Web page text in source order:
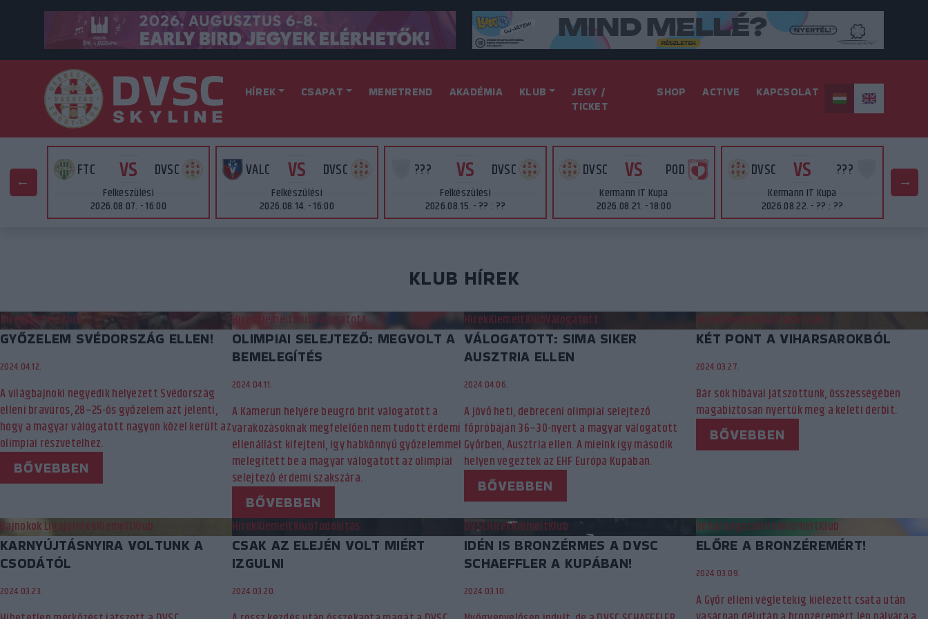
HÍREK CSAPAT MENETREND AKADÉMIA KLUB
JEGY /
TICKET
SHOP ACTIVE KAPCSOLAT
FTC VS DVSC
Felkészülési
2026.08.07. - 16:00
VALC VS DVSC
Felkészülési
2026.08.14. - 16:00
??? VS DVSC
Felkészülési
2026.08.15. - ?? : ??
DVSC VS POD
Kermann IT Kupa
2026.08.21. - 18:00
DVSC VS ???
Kermann IT Kupa
2026.08.22. - ?? : ??
KLUB HÍREK
HírekKiemeltKlub
GYŐZELEM SVÉDORSZÁG ELLEN!
2024.04.12.
A világbajnoki negyedik helyezett Svédország
elleni bravúros, 28–25-ös győzelem azt jelenti,
hogy a magyar válogatott nagyon közel került az
olimpiai részvételhez.
BŐVEBBEN
Hírek Kiemelt KlubVálogatott
OLIMPIAI SELEJTEZŐ: MEGVOLT A
BEMELEGÍTÉS
2024.04.11.
A Kamerun helyére beugró brit válogatott a
várakozásoknak megfelelően nem tudott érdemi
ellenállást kifejteni, így habkönnyű győzelemmel
melegített be a magyar válogatott az olimpiai
selejtező érdemi szakszára.
BŐVEBBEN
HírekKiemeltKlubVálogatott
VÁLOGATOTT: SIMA SIKER
AUSZTRIA ELLEN
2024.04.06.
A jövő heti, debreceni olimpiai selejtező
főpróbáján 36–30-nyert a magyar válogatott
Győrben, Ausztria ellen. A mieink így második
helyen végeztek az EHF Európa Kupában.
BŐVEBBEN
HírekKiemeltKlubTudósítás
KÉT PONT A VIHARSAROKBÓL
2024.03.27.
Bár sok hibával játszottunk, összességében
magabiztosan nyertük meg a keleti derbit.
BŐVEBBEN
Bajnokok LigájaHírekKiemeltKlub
KARNYÚJTÁSNYIRA VOLTUNK A
CSODÁTÓL
2024.03.23.
HírekKiemeltKlubTudósítás
CSAK AZ ELEJÉN VOLT MIÉRT
IZGULNI
2024.03.20.
DVSCHírekKiemeltKlub
IDÉN IS BRONZÉRMES A DVSC
SCHAEFFLER A KUPÁBAN!
2024.03.10.
BeharangozóHírekKiemeltKlub
ELŐRE A BRONZÉREMÉRT!
2024.03.09.
A Győr elleni végletekig kiélezett csata után